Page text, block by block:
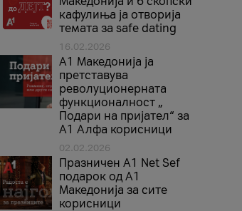
кафулиња ја отворија
темата за safe dating
16.02.2026
А1 Македонија ја
претставува
револуционерната
функционалност „
Подари на пријател“ за
А1 Алфа корисници
02.02.2026
Празничен A1 Net Sеf
подарок од А1
Македонија за сите
корисници